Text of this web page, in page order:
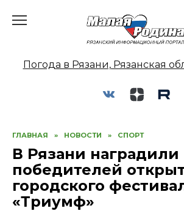
Погода в Рязани, Рязанская
ГЛАВНАЯ » НОВОСТИ » СПОРТ
В Рязани наградили
победителей
городского
«Триумф»